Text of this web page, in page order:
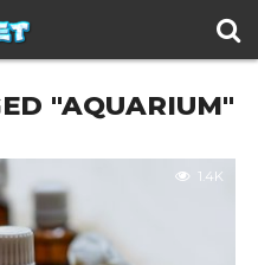
"AQUARIUM"
1.4K